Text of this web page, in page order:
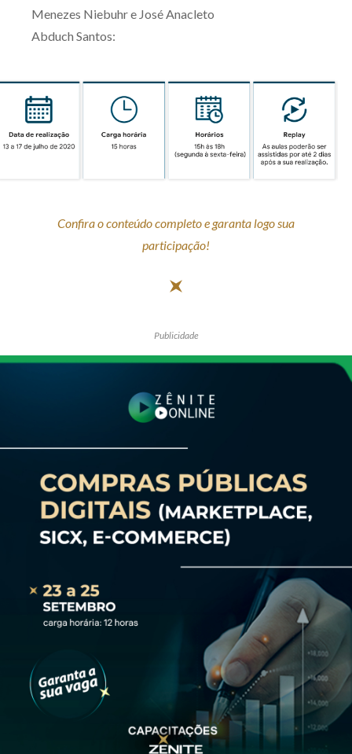
Menezes Niebuhr e José Anacleto
Abduch Santos:
Confira o conteúdo completo e garanta logo sua
participação!
Publicidade